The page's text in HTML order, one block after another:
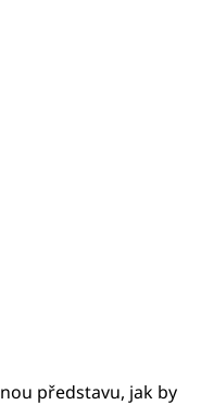
představu, jak by